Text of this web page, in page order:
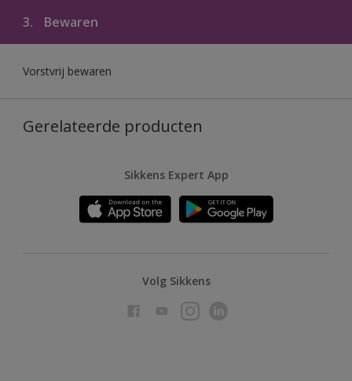
3. Bewaren
Vorstvrij bewaren
Gerelateerde producten
Sikkens Expert App
Volg Sikkens